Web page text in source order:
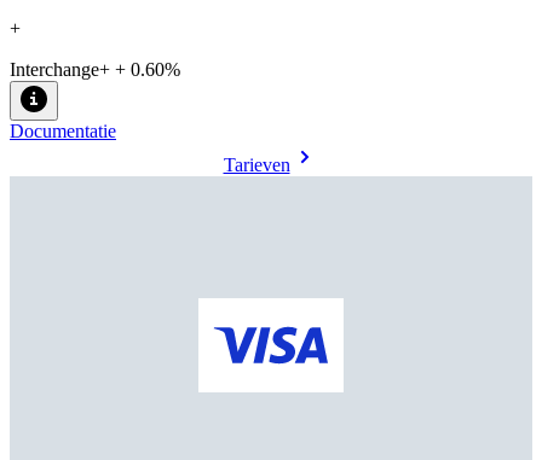
+
Interchange+ + 0.60%
Documentatie
Tarieven